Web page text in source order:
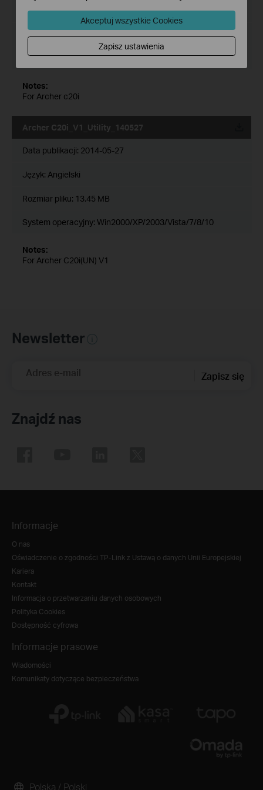
Język:Angielski
Rozmiar pliku:14.6 MB
System operacyjny: WinXP/Vista/7/8/10
Notes:
For Archer c20i
Archer C20i_V1_Utility_140527
Data publikacji: 2014-05-27
Język: Angielski
Rozmiar pliku: 13.45 MB
System operacyjny: Win2000/XP/2003/Vista/7/8/10
Notes:
For Archer C20i(UN) V1
Newsletter
Adres e-mail Zapisz się
Znajdź nas
Informacje
O nas
Oświadczenie o zgodności TP-Link z Ustawą o danych Unii Europejskiej
Kariera
Kontakt
Informacja o przetwarzaniu danych osobowych
Polityka Cookies
Dostępność cyfrowa
Informacje prasowe
Wiadomości
Komunikaty dotyczące bezpieczeństwa
Polska / Polski
Akceptuj wszystkie Cookies
Zapisz ustawienia